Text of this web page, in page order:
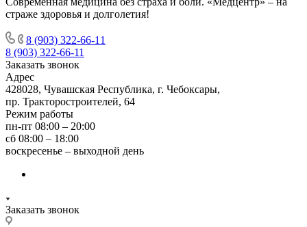
страже здоровья и долголетия!
8 (903) 322-66-11
8 (903) 322-66-11
Заказать звонок
Адрес
428028, Чувашская Республика, г. Чебоксары,
пр. Тракторостроителей, 64
Режим работы
пн-пт 08:00 – 20:00
сб 08:00 – 18:00
воскресенье – выходной день
Заказать звонок